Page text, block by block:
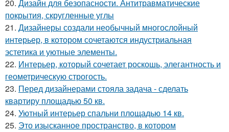
20. Дизайн для безопасности. Антитравматические
покрытия, скругленные углы
21. Дизайнеры создали необычный многослойный
интерьер, в котором сочетаются индустриальная
эстетика и уютные элементы.
22. Интерьер, который сочетает роскошь, элегантность и
геометрическую строгость.
23. Перед дизайнерами стояла задача - сделать
квартиру площадью 50 кв.
24. Уютный интерьер спальни площадью 14 кв.
25. Это изысканное пространство, в котором